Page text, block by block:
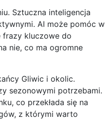
Sztuczna inteligencja
AI może pomóc w
frazy kluczowe do
nie, co ma ogromne
Gliwic i okolic.
sezonowymi potrzebami.
co przekłada się na
z którymi warto